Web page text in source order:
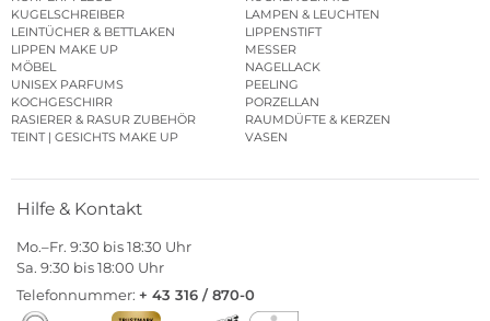
KUGELSCHREIBER
LAMPEN & LEUCHTEN
LEINTÜCHER & BETTLAKEN
LIPPENSTIFT
LIPPEN MAKE UP
MESSER
MÖBEL
NAGELLACK
UNISEX PARFUMS
PEELING
KOCHGESCHIRR
PORZELLAN
RASIERER & RASUR ZUBEHÖR
RAUMDÜFTE & KERZEN
TEINT | GESICHTS MAKE UP
VASEN
Hilfe & Kontakt
Mo.–Fr. 9:30 bis 18:30 Uhr
Sa. 9:30 bis 18:00 Uhr
Telefonnummer: + 43 316 / 870-0